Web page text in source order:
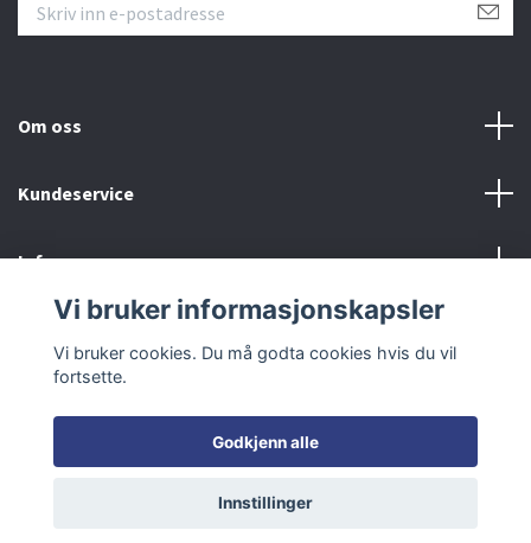
Om oss
Kundeservice
Info
Sosiale medier
© 2026 RCModeller
Vi bruker informasjonskapsler
Vi bruker cookies. Du må godta cookies hvis du vil
fortsette.
Godkjenn alle
Innstillinger